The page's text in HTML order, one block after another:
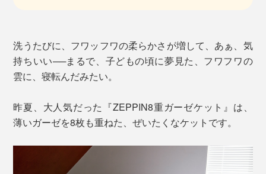
洗うたびに、フワッフワの柔らかさが増して、あぁ、気
持ちいい──まるで、子どもの頃に夢見た、フワフワの
雲に、寝転んだみたい。
昨夏、大人気だった『ZEPPIN8重ガーゼケット』は、
薄いガーゼを8枚も重ねた、ぜいたくなケットです。